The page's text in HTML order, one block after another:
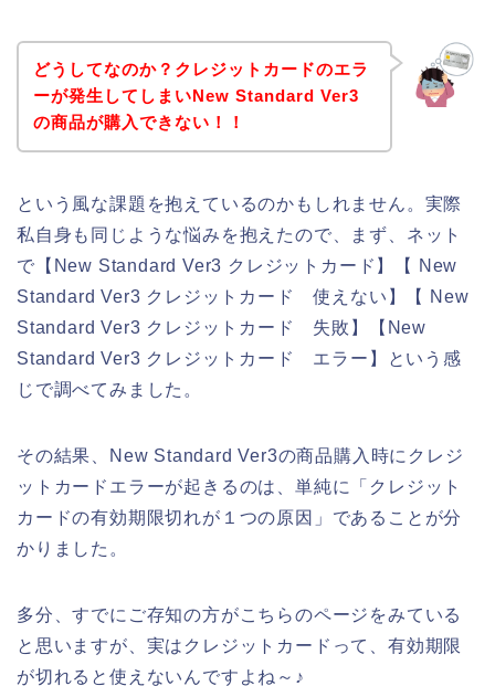
どうしてなのか？クレジットカードのエラ
ーが発生してしまいNew Standard Ver3
の商品が購入できない！！
という風な課題を抱えているのかもしれません。実際
私自身も同じような悩みを抱えたので、まず、ネット
で【New Standard Ver3 クレジットカード】【 New
Standard Ver3 クレジットカード 使えない】【 New
Standard Ver3 クレジットカード 失敗】【New
Standard Ver3 クレジットカード エラー】という感
じで調べてみました。
その結果、New Standard Ver3の商品購入時にクレジ
ットカードエラーが起きるのは、単純に「クレジット
カードの有効期限切れが１つの原因」であることが分
かりました。
多分、すでにご存知の方がこちらのページをみている
と思いますが、実はクレジットカードって、有効期限
が切れると使えないんですよね～♪